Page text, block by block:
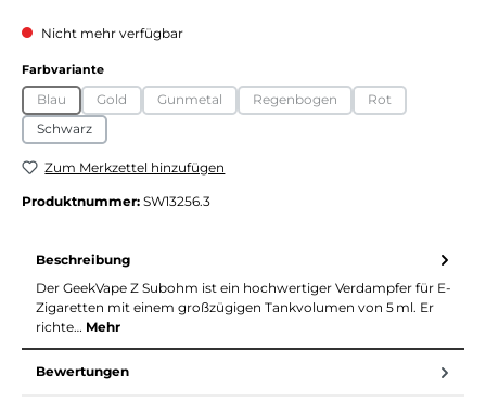
Nicht mehr verfügbar
Farbvarianteauswählen
Blau
(Diese Option ist zurzeit nicht verfügbar.)
Gold
(Diese Option ist zurzeit nicht verfügbar.)
Gunmetal
(Diese Option ist zurzeit nicht verfügbar.)
Regenbogen
(Diese Option ist zurzeit nicht
Rot
(Diese Option ist
Schwarz
Zum Merkzettel hinzufügen
Produktnummer: SW13256.3
Beschreibung
Der GeekVape Z Subohm ist ein hochwertiger Verdampfer für E-
Zigaretten mit einem großzügigen Tankvolumen von 5 ml. Er
richte… Mehr
Bewertungen